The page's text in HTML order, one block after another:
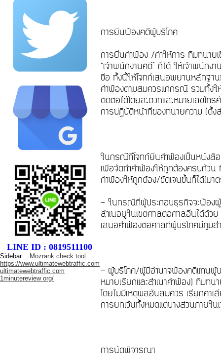
LINE ID : 0819511100
Sidebar
Mozrank check tool
https://www.ultimatewebtraffic.com
ultimatewebtraffic com
1minutereview org/
การยื่นฟ้องคดีผู้บริโภค
การยื่นคำฟ้อง /คำให้การ ทีมทนายเ
“เจ้าพนักงานคดี” ก็ได้ ให้เจ้าพนักง
ชื่อ ทั้งนี้ให้โจทก์เสนอพยานหลักฐา
คำฟ้องตามสมควรแก่กรณี รวมทั้งใ
ติดต่อได้โดยสะดวกและหมายเลขโ
การปฏิบัติหน้าที่ของทนายความ (
ในกรณีที่โจทก์ยื่นคำฟ้องเป็นหนังสือ
เพื่อจัดทำคำฟ้องให้ถูกต้องครบถ้วน
คำฟ้องให้ถูกต้อง/ชัดเจนขึ้นก็ได้(
- ในกรณีที่ผู้ประกอบธุรกิจจะฟ้องผู้
ลำเนอยู่ในเขตศาลต่อศาลอื่นได้ด้ว
เสนอคำฟ้องต่อศาลที่ผู้บริโภคมีภูมิล
- ผู้บริโภค/ผู้มีอำนาจฟ้องคดีแทนผู้บ
หมายเรียกและสำเนาคำฟ้อง) ทีมท
โดยไม่มีเหตุผลอันสมควร เรียกค่า
การยกเว้นทั้งหมดแต่บางส่วนภายใ
การนัดพิจารณา